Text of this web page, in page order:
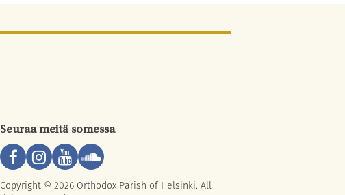
Seuraa meitä somessa
Copyright © 2026 Orthodox Parish of Helsinki. All